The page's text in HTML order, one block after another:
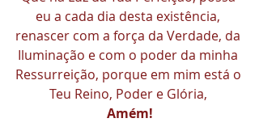
eu a cada dia desta existência,
renascer com a força da Verdade, da
Iluminação e com o poder da minha
Ressurreição, porque em mim está o
Teu Reino, Poder e Glória,
Amém!